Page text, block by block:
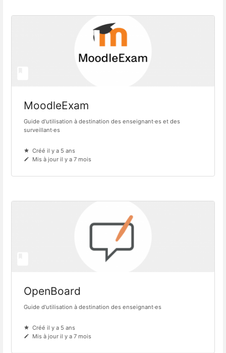
MoodleExam
Guide d'utilisation à destination des enseignant·es et des
surveillant·es
Créé il y a 5 ans
Mis à jour il y a 7 mois
OpenBoard
Guide d'utilisation à destination des enseignant·es
Créé il y a 5 ans
Mis à jour il y a 7 mois